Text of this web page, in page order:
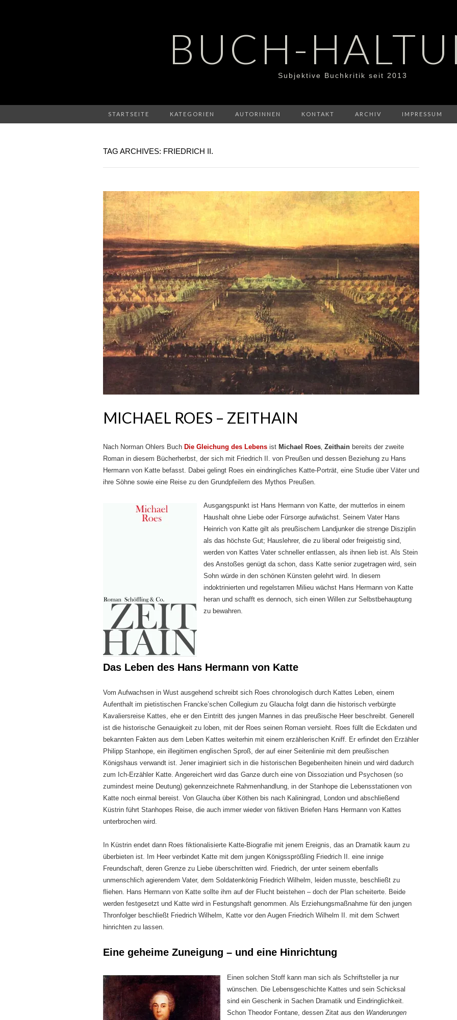
BUCH-
Subjektive Buchkritik seit 2013
STARTSEITE KATEGORIEN AUTORINNEN KONTAKT ARCHIV IMPRESSUM
TAG ARCHIVES: FRIEDRICH II.
MICHAEL ROES – ZEITHAIN
Nach Norman Ohlers Buch Die Gleichung des Lebens ist Michael Roes‚ Zeithain bereits der zweite
Roman in diesem Bücherherbst, der sich mit Friedrich II. von Preußen und dessen Beziehung zu Hans
Hermann von Katte befasst. Dabei gelingt Roes ein eindringliches Katte-Porträt, eine Studie über Väter und
ihre Söhne sowie eine Reise zu den Grundpfeilern des Mythos Preußen.
Ausgangspunkt ist Hans Hermann von Katte, der mutterlos in einem
Haushalt ohne Liebe oder Fürsorge aufwächst. Seinem Vater Hans
Heinrich von Katte gilt als preußischem Landjunker die strenge Disziplin
als das höchste Gut; Hauslehrer, die zu liberal oder freigeistig sind,
werden von Kattes Vater schneller entlassen, als ihnen lieb ist. Als Stein
des Anstoßes genügt da schon, dass Katte senior zugetragen wird, sein
Sohn würde in den schönen Künsten gelehrt wird. In diesem
indoktrinierten und regelstarren Milieu wächst Hans Hermann von Katte
heran und schafft es dennoch, sich einen Willen zur Selbstbehauptung
zu bewahren.
Das Leben des Hans Hermann von Katte
Vom Aufwachsen in Wust ausgehend schreibt sich Roes chronologisch durch Kattes Leben, einem
Aufenthalt im pietistischen Francke’schen Collegium zu Glaucha folgt dann die historisch verbürgte
Kavaliersreise Kattes, ehe er den Eintritt des jungen Mannes in das preußische Heer beschreibt. Generell
ist die historische Genauigkeit zu loben, mit der Roes seinen Roman versieht. Roes füllt die Eckdaten und
bekannten Fakten aus dem Leben Kattes weiterhin mit einem erzählerischen Kniff. Er erfindet den Erzähler
Philipp Stanhope, ein illegitimen englischen Sproß, der auf einer Seitenlinie mit dem preußischen
Königshaus verwandt ist. Jener imaginiert sich in die historischen Begebenheiten hinein und wird dadurch
zum Ich-Erzähler Katte. Angereichert wird das Ganze durch eine von Dissoziation und Psychosen (so
zumindest meine Deutung) gekennzeichnete Rahmenhandlung, in der Stanhope die Lebensstationen von
Katte noch einmal bereist. Von Glaucha über Köthen bis nach Kaliningrad, London und abschließend
Küstrin führt Stanhopes Reise, die auch immer wieder von fiktiven Briefen Hans Hermann von Kattes
unterbrochen wird.
In Küstrin endet dann Roes fiktionalisierte Katte-Biografie mit jenem Ereignis, das an Dramatik kaum zu
überbieten ist. Im Heer verbindet Katte mit dem jungen Königssprößling Friedrich II. eine innige
Freundschaft, deren Grenze zu Liebe überschritten wird. Friedrich, der unter seinem ebenfalls
unmenschlich agierendem Vater, dem Soldatenkönig Friedrich Wilhelm, leiden musste, beschließt zu
fliehen. Hans Hermann von Katte sollte ihm auf der Flucht beistehen – doch der Plan scheiterte. Beide
werden festgesetzt und Katte wird in Festungshaft genommen. Als Erziehungsmaßnahme für den jungen
Thronfolger beschließt Friedrich Wilhelm, Katte vor den Augen Friedrich Wilhelm II. mit dem Schwert
hinrichten zu lassen.
Eine geheime Zuneigung – und eine Hinrichtung
Einen solchen Stoff kann man sich als Schriftsteller ja nur
wünschen. Die Lebensgeschichte Kattes und sein Schicksal
sind ein Geschenk in Sachen Dramatik und Eindringlichkeit.
Schon Theodor Fontane, dessen Zitat aus den Wanderungen